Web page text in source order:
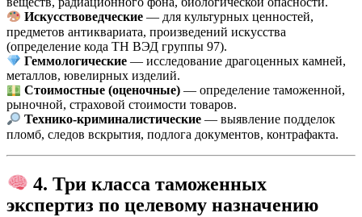
Искусствоведческие — для культурных ценностей,
предметов антиквариата, произведений искусства
(определение кода ТН ВЭД группы 97).
Геммологические — исследование драгоценных камней,
металлов, ювелирных изделий.
Стоимостные (оценочные) — определение таможенной,
рыночной, страховой стоимости товаров.
Технико-криминалистические — выявление подделок
пломб, следов вскрытия, подлога документов, контрафакта.
4. Три класса таможенных
экспертиз по целевому назначению